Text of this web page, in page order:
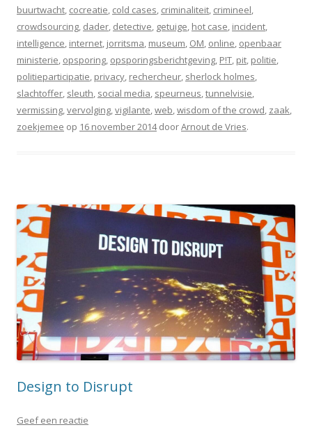
buurtwacht, cocreatie, cold cases, criminaliteit, crimineel,
crowdsourcing, dader, detective, getuige, hot case, incident,
intelligence, internet, jorritsma, museum, OM, online, openbaar
ministerie, opsporing, opsporingsberichtgeving, P!T, pit, politie,
politieparticipatie, privacy, rechercheur, sherlock holmes,
slachtoffer, sleuth, social media, speurneus,tunnelvisie,
vermissing,vervolging,vigilante,web,wisdom of the crowd, zaak,
zoekjemee op 16 november 2014doorArnout de Vries.
Design to Disrupt
Geef een reactie